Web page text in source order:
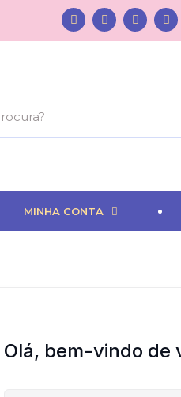
MINHA CONTA
Olá, bem-vindo de